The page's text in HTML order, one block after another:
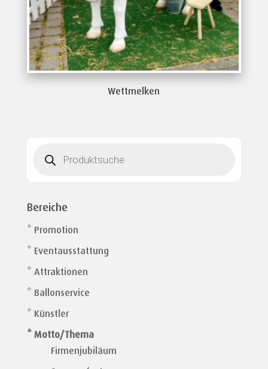
Wettmelken
search
Bereiche
* Promotion
* Eventausstattung
* Attraktionen
* Ballonservice
* Künstler
* Motto/Thema
Firmenjubiläum